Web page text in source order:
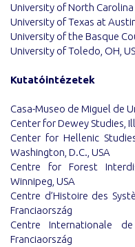
University of North
University of Texas at
University of the Basque
University of Toledo, OH,
Kutatóintézetek
Casa-Museo de Miguel de
Center for Dewey Studies,
Center for Hellenic
Washington, D.C., USA
Centre for Forest
Winnipeg, USA
Centre d’Histoire des
Franciaország
Centre Internationale de
Franciaország